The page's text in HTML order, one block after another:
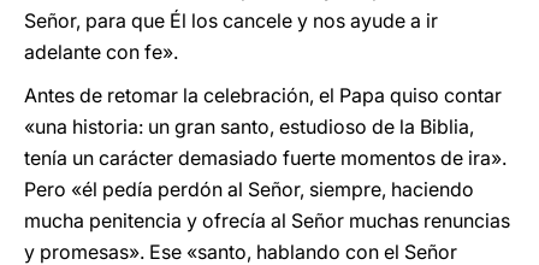
Señor, para que Él los cancele y nos ayude a ir
adelante con fe».
Antes de retomar la celebración, el Papa quiso contar
«una historia: un gran santo, estudioso de la Biblia,
tenía un carácter demasiado fuerte momentos de ira».
Pero «él pedía perdón al Señor, siempre, haciendo
mucha penitencia y ofrecía al Señor muchas renuncias
y promesas». Ese «santo, hablando con el Señor